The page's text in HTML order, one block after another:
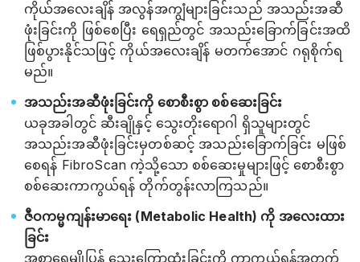
ကိုယ်အလေးချိန် အလွန်အကျွံများခြင်းသည် အသည်းအဆီ
ဖုံးခြင်းကို ဖြစ်စေပြီး ရေရှည်တွင် အသည်းခြောက်ခြင်းအထိ
ဖြစ်ပွားနိုင်သဖြင့် ကိုယ်အလေးချိန် မတက်အောင် ဂရုစိုက်ရ
မည်။
အသည်းအဆီဖုံးခြင်းကို စောစီးစွာ စစ်ဆေးခြင်း
ယခုအခါတွင် ဆီးချိုနှင့် သွေးတိုးရောဂါ ရှိသူများတွင်
အသည်းအဆီဖုံးခြင်းမှတစ်ဆင့် အသည်းခြောက်ခြင်း မဖြစ်
စေရန် FibroScan ကဲ့သို့သော စစ်ဆေးမှုများဖြင့် စောစီးစွာ
စစ်ဆေးကာကွယ်ရန် တိုက်တွန်းလာကြသည်။
ဇီဝကမ္မကျန်းမာရေး (Metabolic Health) ကို အလေးထား
ခြင်း
အစာရေမျိုပြွန် သွေးကြောထုံးခြင်းကို ကာကွယ်ရန်အတွက်